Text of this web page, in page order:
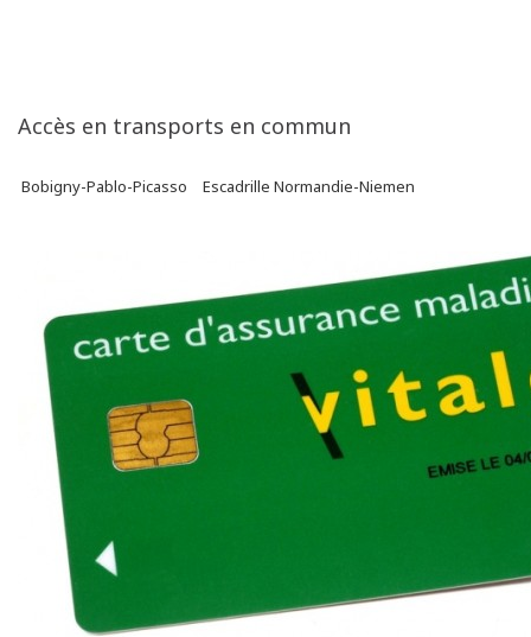
Accès en transports en commun
Bobigny-Pablo-Picasso Escadrille Normandie-Niemen